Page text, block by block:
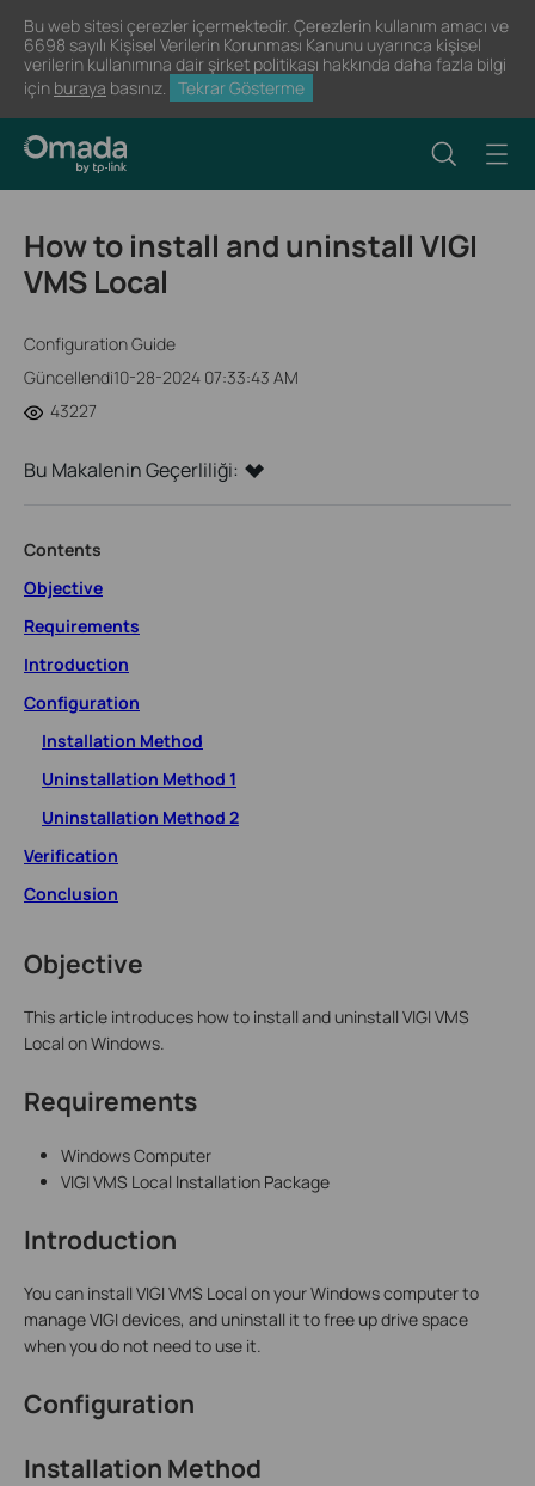
Bu web sitesi çerezler içermektedir. Çerezlerin kullanım amacı ve
6698 sayılı Kişisel Verilerin Korunması Kanunu uyarınca kişisel
verilerin kullanımına dair şirket politikası hakkında daha fazla bilgi
için buraya basınız. Tekrar Gösterme
How to install and uninstall VIGI
VMS Local
Configuration Guide
Güncellendi10-28-2024 07:33:43 AM
43227
Bu Makalenin Geçerliliği:
Contents
Objective
Requirements
Introduction
Configuration
Installation Method
Uninstallation Method 1
Uninstallation Method 2
Verification
Conclusion
Objective
This article introduces how to install and uninstall VIGI VMS
Local on Windows.
Requirements
Windows Computer
VIGI VMS Local Installation Package
Introduction
You can install VIGI VMS Local on your Windows computer to
manage VIGI devices, and uninstall it to free up drive space
when you do not need to use it.
Configuration
Installation Method